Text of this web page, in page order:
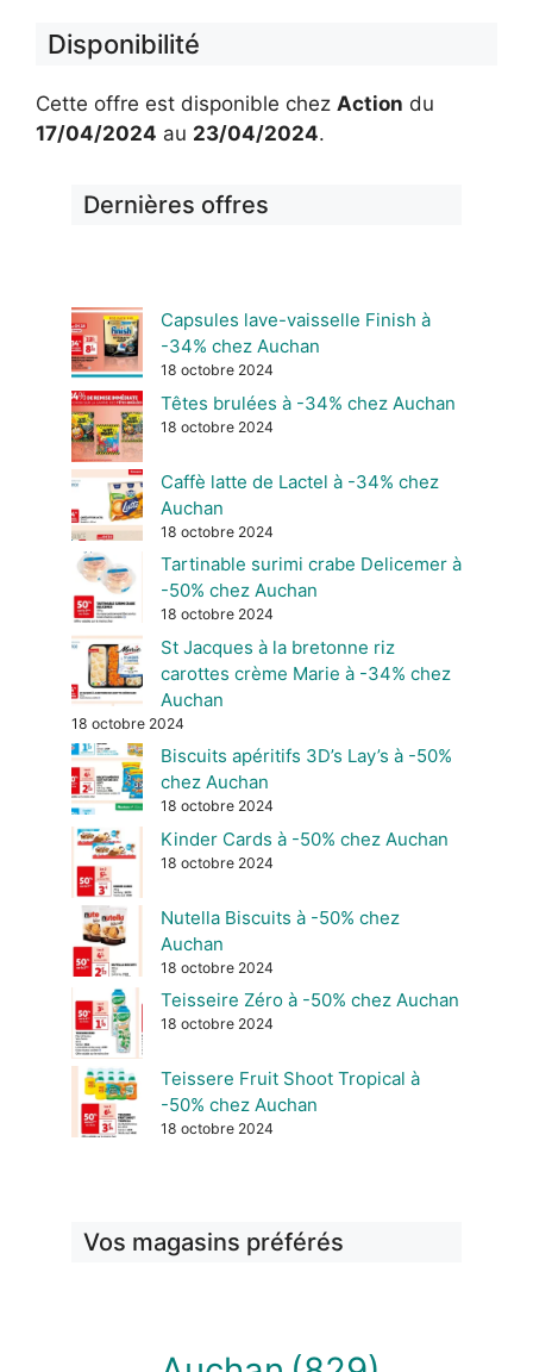
Disponibilité
Cette offre est disponible chez Action du
17/04/2024 au 23/04/2024.
Dernières offres
Capsules lave-vaisselle Finish à
-34% chez Auchan
18 octobre 2024
Têtes brulées à -34% chez Auchan
18 octobre 2024
Caffè latte de Lactel à -34% chez
Auchan
18 octobre 2024
Tartinable surimi crabe Delicemer à
-50% chez Auchan
18 octobre 2024
St Jacques à la bretonne riz
carottes crème Marie à -34% chez
Auchan
18 octobre 2024
Biscuits apéritifs 3D’s Lay’s à -50%
chez Auchan
18 octobre 2024
Kinder Cards à -50% chez Auchan
18 octobre 2024
Nutella Biscuits à -50% chez
Auchan
18 octobre 2024
Teisseire Zéro à -50% chez Auchan
18 octobre 2024
Teissere Fruit Shoot Tropical à
-50% chez Auchan
18 octobre 2024
Vos magasins préférés